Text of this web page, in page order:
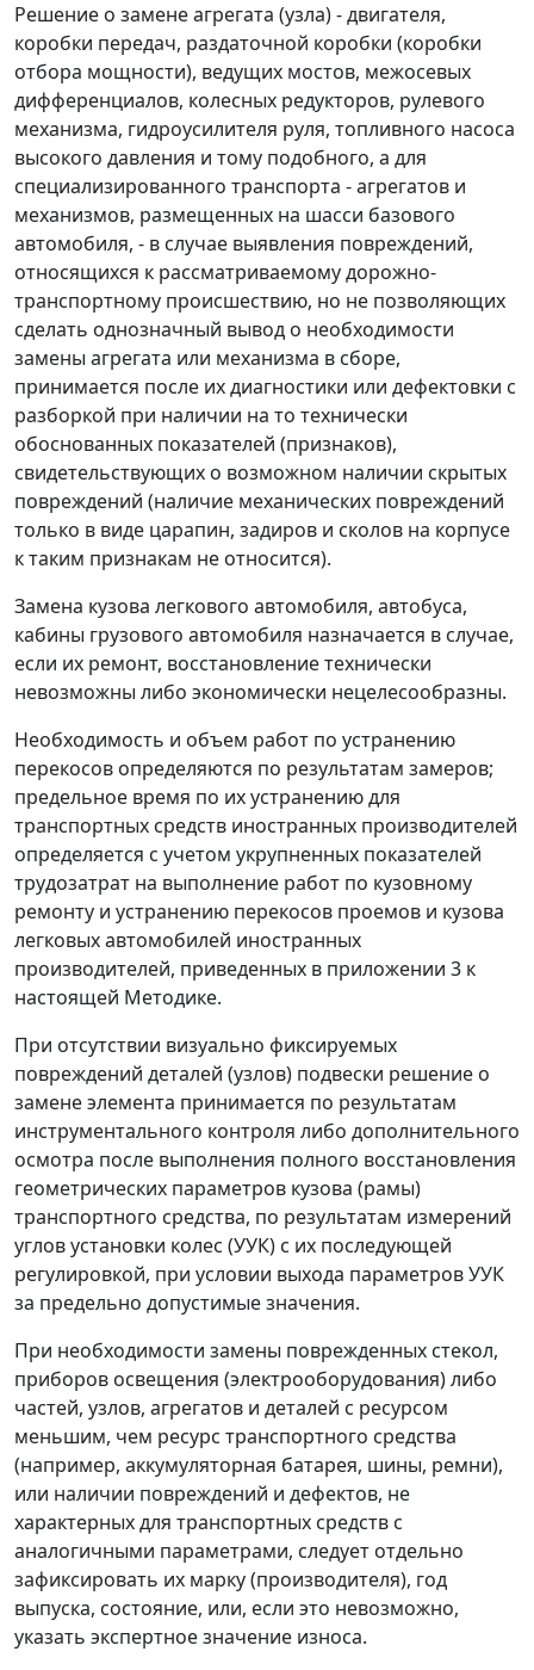
Решение о замене агрегата (узла) - двигателя,
коробки передач, раздаточной коробки (коробки
отбора мощности), ведущих мостов, межосевых
дифференциалов, колесных редукторов, рулевого
механизма, гидроусилителя руля, топливного насоса
высокого давления и тому подобного, а для
специализированного транспорта - агрегатов и
механизмов, размещенных на шасси базового
автомобиля, - в случае выявления повреждений,
относящихся к рассматриваемому дорожно-
транспортному происшествию, но не позволяющих
сделать однозначный вывод о необходимости
замены агрегата или механизма в сборе,
принимается после их диагностики или дефектовки с
разборкой при наличии на то технически
обоснованных показателей (признаков),
свидетельствующих о возможном наличии скрытых
повреждений (наличие механических повреждений
только в виде царапин, задиров и сколов на корпусе
к таким признакам не относится).
Замена кузова легкового автомобиля, автобуса,
кабины грузового автомобиля назначается в случае,
если их ремонт, восстановление технически
невозможны либо экономически нецелесообразны.
Необходимость и объем работ по устранению
перекосов определяются по результатам замеров;
предельное время по их устранению для
транспортных средств иностранных производителей
определяется с учетом укрупненных показателей
трудозатрат на выполнение работ по кузовному
ремонту и устранению перекосов проемов и кузова
легковых автомобилей иностранных
производителей, приведенных в приложении 3 к
настоящей Методике.
При отсутствии визуально фиксируемых
повреждений деталей (узлов) подвески решение о
замене элемента принимается по результатам
инструментального контроля либо дополнительного
осмотра после выполнения полного восстановления
геометрических параметров кузова (рамы)
транспортного средства, по результатам измерений
углов установки колес (УУК) с их последующей
регулировкой, при условии выхода параметров УУК
за предельно допустимые значения.
При необходимости замены поврежденных стекол,
приборов освещения (электрооборудования) либо
частей, узлов, агрегатов и деталей с ресурсом
меньшим, чем ресурс транспортного средства
(например, аккумуляторная батарея, шины, ремни),
или наличии повреждений и дефектов, не
характерных для транспортных средств с
аналогичными параметрами, следует отдельно
зафиксировать их марку (производителя), год
выпуска, состояние, или, если это невозможно,
указать экспертное значение износа.